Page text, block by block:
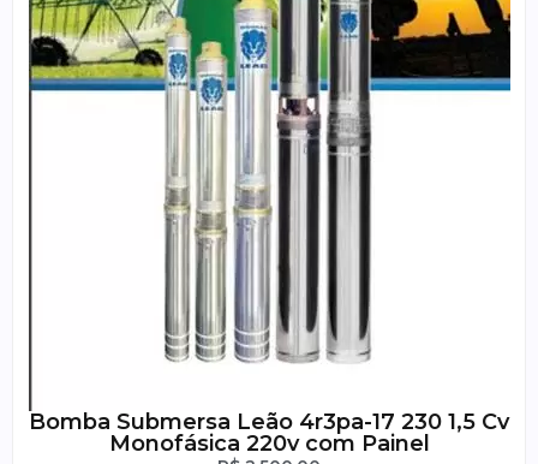
Bomba Submersa Leão 4r3pa-17 230 1,5 Cv
Monofásica 220v com Painel